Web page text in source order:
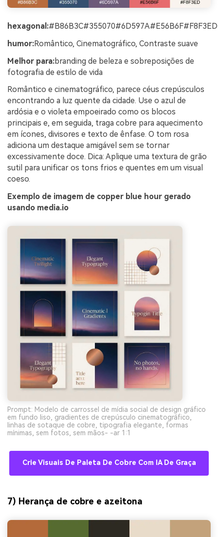
hexagonal:#B86B3C#355070#6D597A#E56B6F#F8F3ED
humor:Romântico, Cinematográfico, Contraste suave
Melhor para:branding de beleza e sobreposições de
fotografia de estilo de vida
Romântico e cinematográfico, parece céus crepúsculos
encontrando a luz quente da cidade. Use o azul de
ardósia e o violeta empoeirado como os blocos
principais e, em seguida, traga cobre para aquecimento
em ícones, divisores e texto de ênfase. O tom rosa
adiciona um destaque amigável sem se tornar
excessivamente doce. Dica: Aplique uma textura de grão
sutil para unificar os tons frios e quentes em um visual
coeso.
Exemplo de imagem de copper blue hour gerado
usando media.io
Prompt: Modelo de carrossel de mídia social de design gráfico
em fundo liso, gradientes de crepúsculo cinematográfico,
linhas de sotaque de cobre, tipografia elegante, formas
mínimas, sem fotos, sem mãos- -ar 1:1
Crie Visuais De Paleta De Cobre Com IA De Graça
7) Herança de cobre e azeitona